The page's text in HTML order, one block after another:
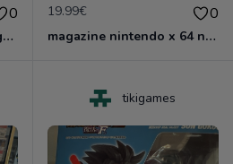
0
blister figurine metal seigeur eldar noir neuf nlister
19.99€ 0
magazine nintendo x 64 no 17
tikigames